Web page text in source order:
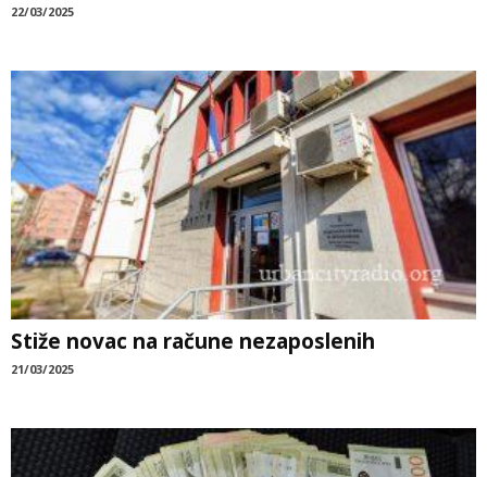
22/03/2025
Stiže novac na račune nezaposlenih
21/03/2025